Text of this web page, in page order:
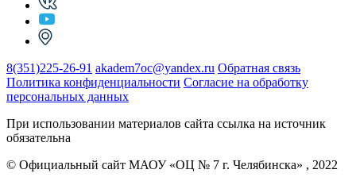
8(351)225-26-91 akadem7oc@yandex.ru Обратная связь
Политика конфиденциальности Согласие на обработку
персональных данных
При использовании материалов сайта ссылка на источник
обязательна
© Официальный сайт МАОУ «ОЦ № 7 г. Челябинска» , 2022